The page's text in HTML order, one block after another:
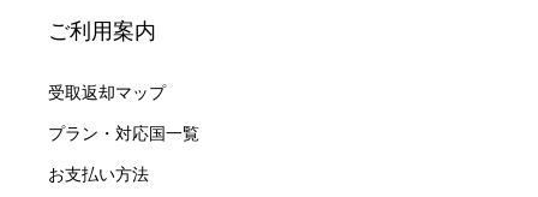
ご利用案内
受取返却マップ
プラン・対応国一覧
お支払い方法